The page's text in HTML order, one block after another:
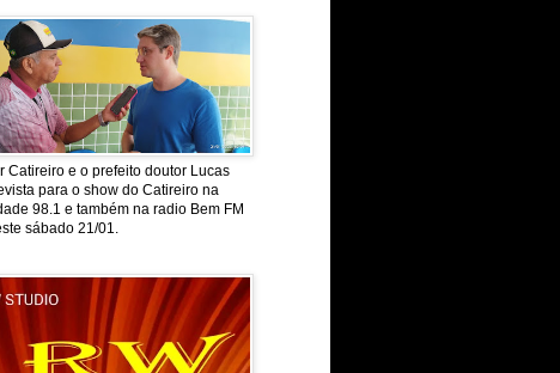
Catireiro e o prefeito doutor Lucas
para o show do Catireiro na
98.1 e também na radio Bem FM
sábado 21/01.